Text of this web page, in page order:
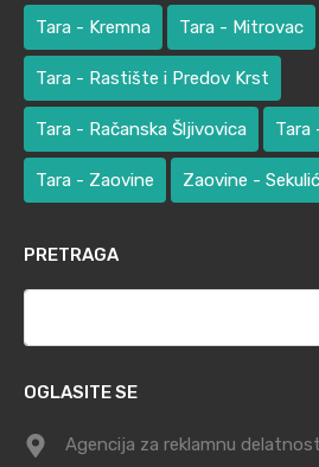
Tara - Kremna Tara - Mitrovac
Tara - Rastište i Predov Krst
Tara - Račanska Šljivovica Tara
Tara - Zaovine Zaovine - Sekulić
PRETRAGA
OGLASITE SE
Agencija za reklamnu delatnost